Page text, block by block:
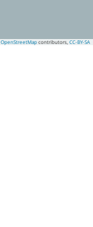
OpenStreetMap contributors, CC-BY-SA